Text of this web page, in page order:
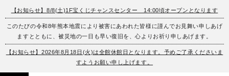
【お知らせ】8/8(土)1F宝くじチャンスセンター 14:00頃オープンとなります
このたびの令和8年熊本地震により被害にあわれた皆様に謹んでお見舞い申しあげ
ますとともに、被災地の一日も早い復旧を、心よりお祈り申しあげます。
【お知らせ】2026年8月18日(火)は全館休館日となります。予めご了承くださいま
すようお願い申し上げます。
フロアガイド
施設案内・アクセス
ENGLISH
繁体字